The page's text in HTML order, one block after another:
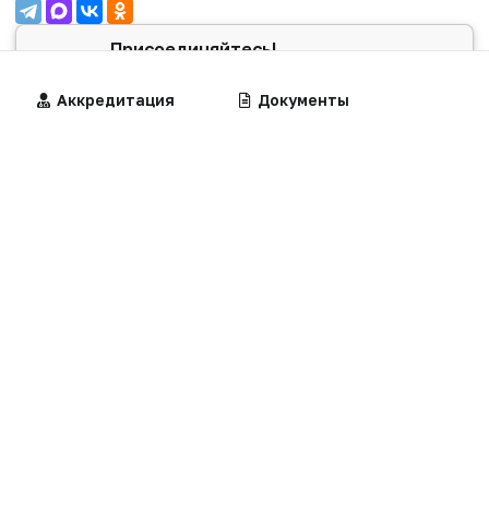
Присоединяйтесь!
здравоохранения теперь и в нашем
Алгоритмы Калькуляторы
Аккредитация Документы